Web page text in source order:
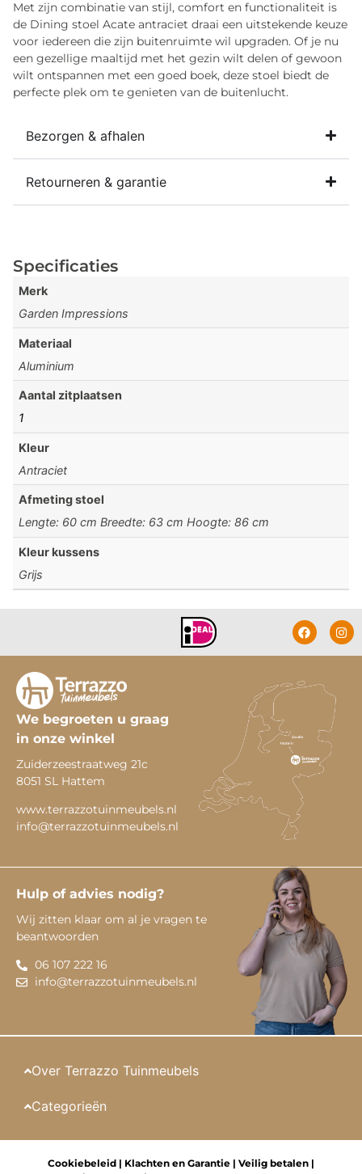
Met zijn combinatie van stijl, comfort en functionaliteit is
de Dining stoel Acate antraciet draai een uitstekende keuze
voor iedereen die zijn buitenruimte wil upgraden. Of je nu
een gezellige maaltijd met het gezin wilt delen of gewoon
wilt ontspannen met een goed boek, deze stoel biedt de
perfecte plek om te genieten van de buitenlucht.
Bezorgen & afhalen
Retourneren & garantie
Specificaties
Merk
Garden Impressions
Materiaal
Aluminium
Aantal zitplaatsen
1
Kleur
Antraciet
Afmeting stoel
Lengte: 60 cm Breedte: 63 cm Hoogte: 86 cm
Kleur kussens
Grijs
We begroeten u graag
in onze winkel
Zuiderzeestraatweg 21c
8051 SL Hattem
www.terrazzotuinmeubels.nl
info@terrazzotuinmeubels.nl
Hulp of advies nodig?
Wij zitten klaar om al je vragen te
beantwoorden
06 107 222 16
info@terrazzotuinmeubels.nl
Over Terrazzo Tuinmeubels
Categorieën
Cookiebeleid | Klachten en Garantie | Veilig betalen |